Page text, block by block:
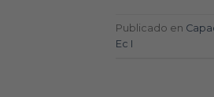
Publicado en
Ec I